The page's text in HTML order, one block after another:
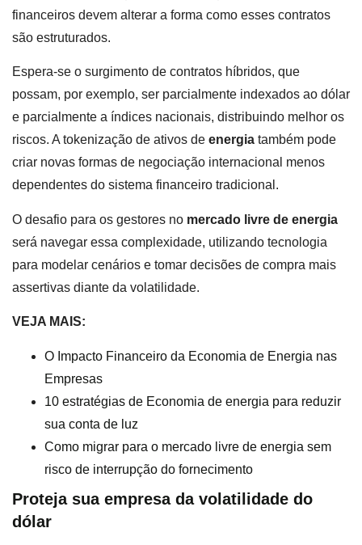
financeiros devem alterar a forma como esses contratos
são estruturados.
Espera-se o surgimento de contratos híbridos, que
possam, por exemplo, ser parcialmente indexados ao dólar
e parcialmente a índices nacionais, distribuindo melhor os
riscos. A tokenização de ativos de energia também pode
criar novas formas de negociação internacional menos
dependentes do sistema financeiro tradicional.
O desafio para os gestores no mercado livre de energia
será navegar essa complexidade, utilizando tecnologia
para modelar cenários e tomar decisões de compra mais
assertivas diante da volatilidade.
VEJA MAIS:
O Impacto Financeiro da Economia de Energia nas
Empresas
10 estratégias de Economia de energia para reduzir
sua conta de luz
Como migrar para o mercado livre de energia sem
risco de interrupção do fornecimento
Proteja sua empresa da volatilidade do
dólar